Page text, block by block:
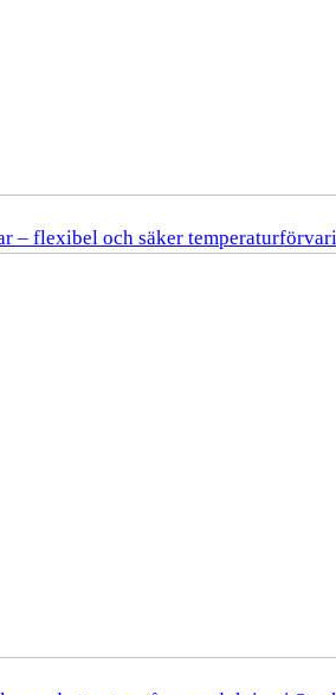
– flexibel och säker